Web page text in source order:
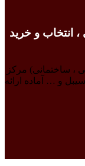
، انتخاب و خرید
، ساختمانی) مرکز
و … آماده ارائه